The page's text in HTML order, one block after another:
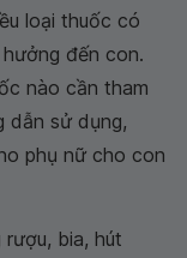
loại thuốc có
đến con.
nào cần tham
dẫn sử dụng,
phụ nữ cho con
bia, hút